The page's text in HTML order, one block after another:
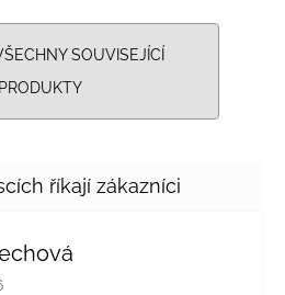
SOUVISEJÍCÍ
PRODUKTY
obchodu je 5 z 5 hvězdiček.